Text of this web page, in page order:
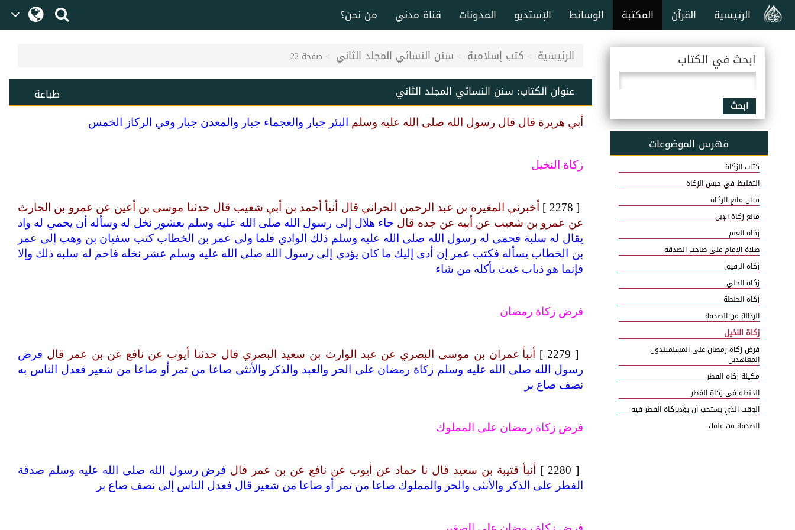
من نحن؟ قناة مدني المدونات الإستديو الوسائط المكتبة القرآن الرئيسية
الرئيسية كتب إسلامية سنن النسائي المجلد الثاني صفحة 22
طباعة عنوان الكتاب: سنن النسائي المجلد الثاني
أبي هريرة قال قال رسول الله صلى الله عليه وسلم البئر جبار والعجماء جبار والمعدن جبار وفي الركاز الخمس
زكاة النخيل
[ 2278 ]
أخبرني المغيرة بن عبد الرحمن الحراني قال أنبأ أحمد بن أبي شعيب قال حدثنا موسى بن أعين عن عمرو بن الحارث
عن عمرو بن شعيب عن أبيه عن جده قال جاء هلال إلى رسول الله صلى الله عليه وسلم بعشور نخل له وسأله أن يحمي له واد
يقال له سلبة فحمى له رسول الله صلى الله عليه وسلم ذلك الوادي فلما ولى عمر بن الخطاب كتب سفيان بن وهب إلى عمر
بن الخطاب يسأله فكتب عمر إن أدى إليك ما كان يؤدي إلى رسول الله صلى الله عليه وسلم عشر نخله فاحم له سلبه ذلك وإلا
فإنما هو ذباب غيث يأكله من شاء
فرض زكاة رمضان
[ 2279 ] أنبأ عمران بن موسى البصري عن عبد الوارث بن سعيد البصري قال حدثنا أيوب عن نافع عن بن عمر قال فرض
رسول الله صلى الله عليه وسلم زكاة رمضان على الحر والعبد والذكر والأنثى صاعا من تمر أو صاعا من شعير فعدل الناس به
نصف صاع بر
فرض زكاة رمضان على المملوك
[ 2280 ] أنبأ قتيبة بن سعيد قال نا حماد عن أيوب عن نافع عن بن عمر قال فرض رسول الله صلى الله عليه وسلم صدقة
الفطر على الذكر والأنثى والحر والمملوك صاعا من تمر أو صاعا من شعير قال فعدل الناس إلى نصف صاع بر
ابحث في الكتاب
ابحث
فهرس الموضوعات
كتاب الزكاة
التغليظ في حبس الزكاة
قتال مانع الزكاة
مانع زكاة الإبل
زكاة الغنم
صلاة الإمام على صاحب الصدقة
زكاة الرقيق
زكاة الحلي
زكاة الحنطة
الرذالة من الصدقة
زكاة النخيل
فرض زكاة رمضان على المسلميندون
المعاهدين
مكيلة زكاة الفطر
الحنطة في زكاة الفطر
الوقت الذي يستحب أن يؤديزكاة الفطر فيه
الصدقة من غلول